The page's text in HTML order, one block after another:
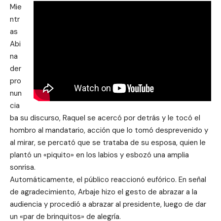
Mie
ntr
as
Abi
na
der
pro
nun
cia
ba su discurso, Raquel se acercó por detrás y le tocó el
hombro al mandatario, acción que lo tomó desprevenido y
al mirar, se percató que se trataba de su esposa, quien le
plantó un «piquito» en los labios y esbozó una amplia
sonrisa.
Automáticamente, el público reaccionó eufórico. En señal
de agradecimiento, Arbaje hizo el gesto de abrazar a la
audiencia y procedió a abrazar al presidente, luego de dar
un «par de brinquitos» de alegría.